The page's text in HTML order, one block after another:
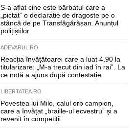
S-a aflat cine este bărbatul care a
„pictat” o declarație de dragoste pe o
stâncă de pe Transfăgărășan. Anunțul
polițiștilor
ADEVARUL.RO
Reacția învățătoarei care a luat 4,90 la
titularizare: „M-a trecut din iad în rai”. La
ce notă a ajuns după contestație
LIBERTATEA.RO
Povestea lui Milo, calul orb campion,
care a învățat „braille-ul ecvestru” și a
revenit în competiții